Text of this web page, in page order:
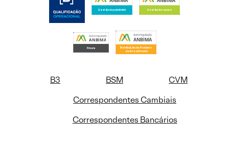
B3 BSM
CVM
Correspondentes Cambiais
Correspondentes Bancários